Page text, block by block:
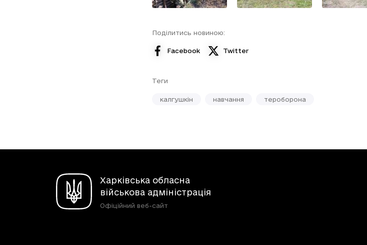
Поділитись новиною:
Facebook Twitter
Теги
калгушкін навчання тероборона
Харківська обласна
військова адміністрація
Офіційний веб-сайт